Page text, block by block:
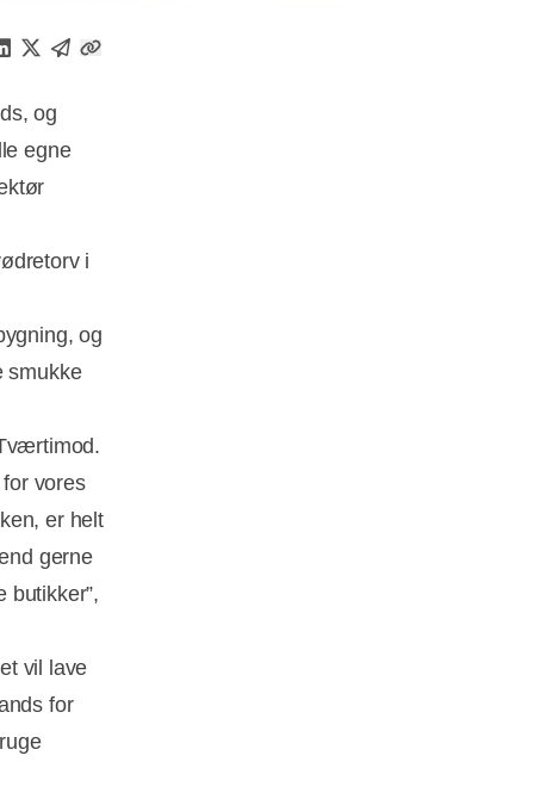
og
egne
i
og
smukke
vores
er helt
gerne
butikker”,
vil lave
for